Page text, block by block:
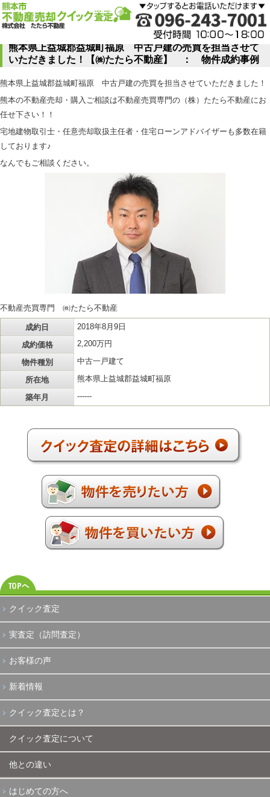
熊本県上益城郡益城町福原 中古戸建の売買を担当させて
いただきました！【㈱たたら不動産】 ： 物件成約事例
熊本県上益城郡益城町福原 中古戸建の売買を担当させていただきました！
熊本の不動産売却・購入ご相談は不動産売買専門の（株）たたら不動産にお
任せ下さい！！
宅地建物取引士・任意売却取扱主任者・住宅ローンアドバイザーも多数在籍
しております♪
なんでもご相談ください。
不動産売買専門 ㈱たたら不動産
成約日 2018年8月9日
成約価格 2,200万円
物件種別 中古一戸建て
所在地 熊本県上益城郡益城町福原
築年月 ------
クイック査定
実査定（訪問査定）
お客様の声
新着情報
クイック査定とは？
クイック査定について
他との違い
はじめての方へ